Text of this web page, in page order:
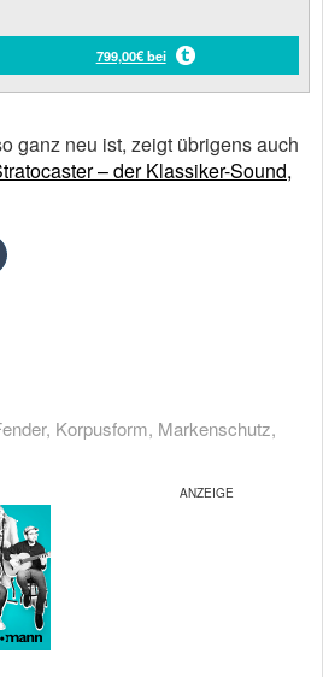
799,00€ bei
ganz neu ist, zeigt übrigens auch
– der Klassiker-Sound,
, Korpusform, Markenschutz,